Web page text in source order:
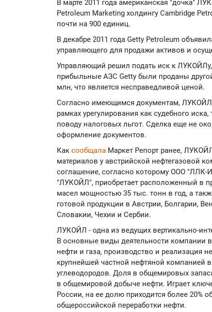
В марте 2011 года американская "дочка"
Petroleum Marketing холдингу Cambridge
почти на 900 единиц.
В декабре 2011 года Getty Petroleum
управляющего для продажи активов и
Управляющий решил подать иск к ЛУКОЙЛу,
прибыльные АЗС Getty были проданы
млн, что является несправедливой ценой.
Согласно имеющимся документам,
рамках урегулирования как судебного
поводу налоговых льгот. Сделка еще не
оформление документов.
Как сообщала Маркет Репорт ранее,
материалов у австрийской нефтегазовой
соглашение, согласно которому ООО "ЛЛК-
"ЛУКОЙЛ", приобретает расположенный в
масел мощностью 35 тыс. тонн в год, а
готовой продукции в Австрии, Болгарии,
Словакии, Чехии и Сербии.
ЛУКОЙЛ - одна из ведущих вертикально-
В основные виды деятельности компании
нефти и газа, производство и реализация
крупнейшей частной нефтяной компанией
углеводородов. Доля в общемировых
в общемировой добыче нефти. Играет
России, на ее долю приходится более 20%
общероссийской переработки нефти.